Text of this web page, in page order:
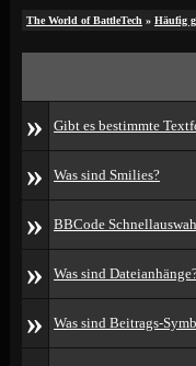
The World of BattleTech » Häufig
»
Gibt es bestimmte
» Was sind Smilies?
» BBCode
» Was sind
» Was sind Beitrags-